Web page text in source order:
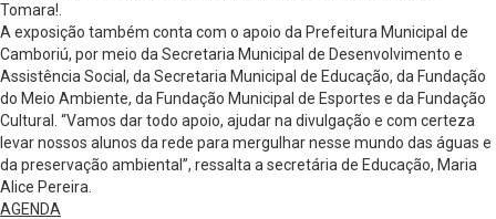
Tomara!.
A exposição também conta com o apoio da Prefeitura Municipal de
Camboriú, por meio da Secretaria Municipal de Desenvolvimento e
Assistência Social, da Secretaria Municipal de Educação, da Fundação
do Meio Ambiente, da Fundação Municipal de Esportes e da Fundação
Cultural. “Vamos dar todo apoio, ajudar na divulgação e com certeza
levar nossos alunos da rede para mergulhar nesse mundo das águas e
da preservação ambiental”, ressalta a secretária de Educação, Maria
Alice Pereira.
AGENDA